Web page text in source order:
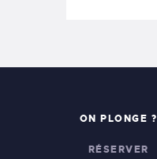
ON PLONGE ?
RÉSERVER